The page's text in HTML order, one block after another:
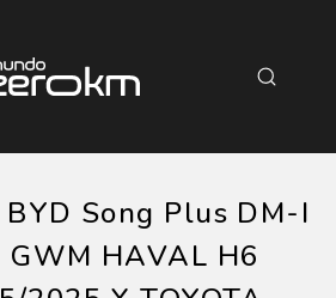
Song Plus DM-I
HAVAL H6